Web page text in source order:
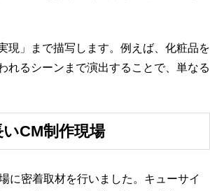
現」まで描写します。例えば、化粧品を
れるシーンまで演出することで、単なる
CM制作現場
に密着取材を行いました。キューサイ